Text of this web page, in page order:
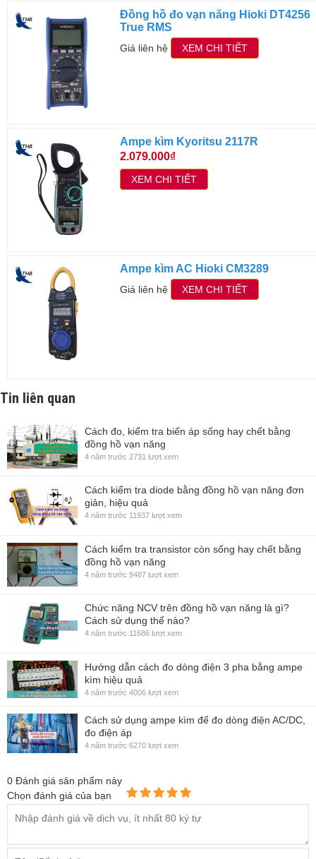
Đồng hồ đo vạn năng Hioki DT4256
True RMS
Giá liên hệ XEM CHI TIẾT
Ampe kìm Kyoritsu 2117R
2.079.000₫
XEM CHI TIẾT
Ampe kìm AC Hioki CM3289
Giá liên hệ XEM CHI TIẾT
Tin liên quan
Cách đo, kiểm tra biến áp sống hay chết bằng
đồng hồ vạn năng
4 năm trước 2731 lượt xem
Cách kiểm tra diode bằng đồng hồ vạn năng đơn
giản, hiệu quả
4 năm trước 11937 lượt xem
Cách kiểm tra transistor còn sống hay chết bằng
đồng hồ vạn năng
4 năm trước 9487 lượt xem
Chức năng NCV trên đồng hồ vạn năng là gì?
Cách sử dụng thế nào?
4 năm trước 11686 lượt xem
Hướng dẫn cách đo dòng điện 3 pha bằng ampe
kìm hiệu quả
4 năm trước 4006 lượt xem
Cách sử dụng ampe kìm để đo dòng điện AC/DC,
đo điện áp
4 năm trước 6270 lượt xem
0 Đánh giá sản phẩm này
Chọn đánh giá của bạn